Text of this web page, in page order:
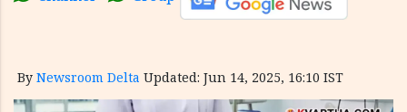
By Newsroom Delta Updated: Jun 14, 2025, 16:10 IST